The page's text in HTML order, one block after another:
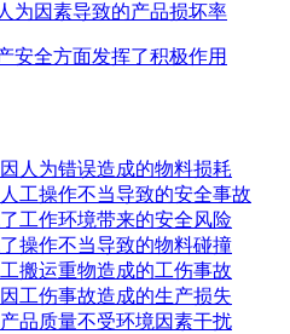
为因素导致的产品损坏率
安全方面发挥了积极作用
人为错误造成的物料损耗
工操作不当导致的安全事故
工作环境带来的安全风险
操作不当导致的物料碰撞
搬运重物造成的工伤事故
工伤事故造成的生产损失
品质量不受环境因素干扰